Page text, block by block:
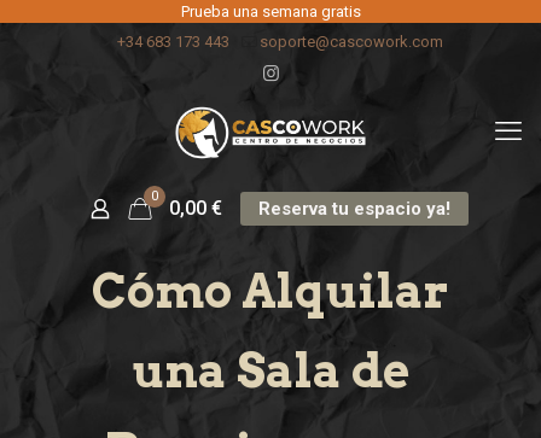
Prueba una semana gratis
+34 683 173 443
soporte@cascowork.com
0
0,00 € Reserva tu espacio ya!
Cómo Alquilar
una Sala de